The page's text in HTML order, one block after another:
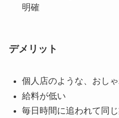
明確
デメリット
個人店のような、おし
給料が低い
毎日時間に追われて同